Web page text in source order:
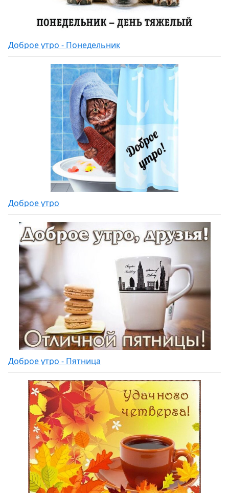
Доброе утро - Понедельник
Доброе утро
Доброе утро - Пятница